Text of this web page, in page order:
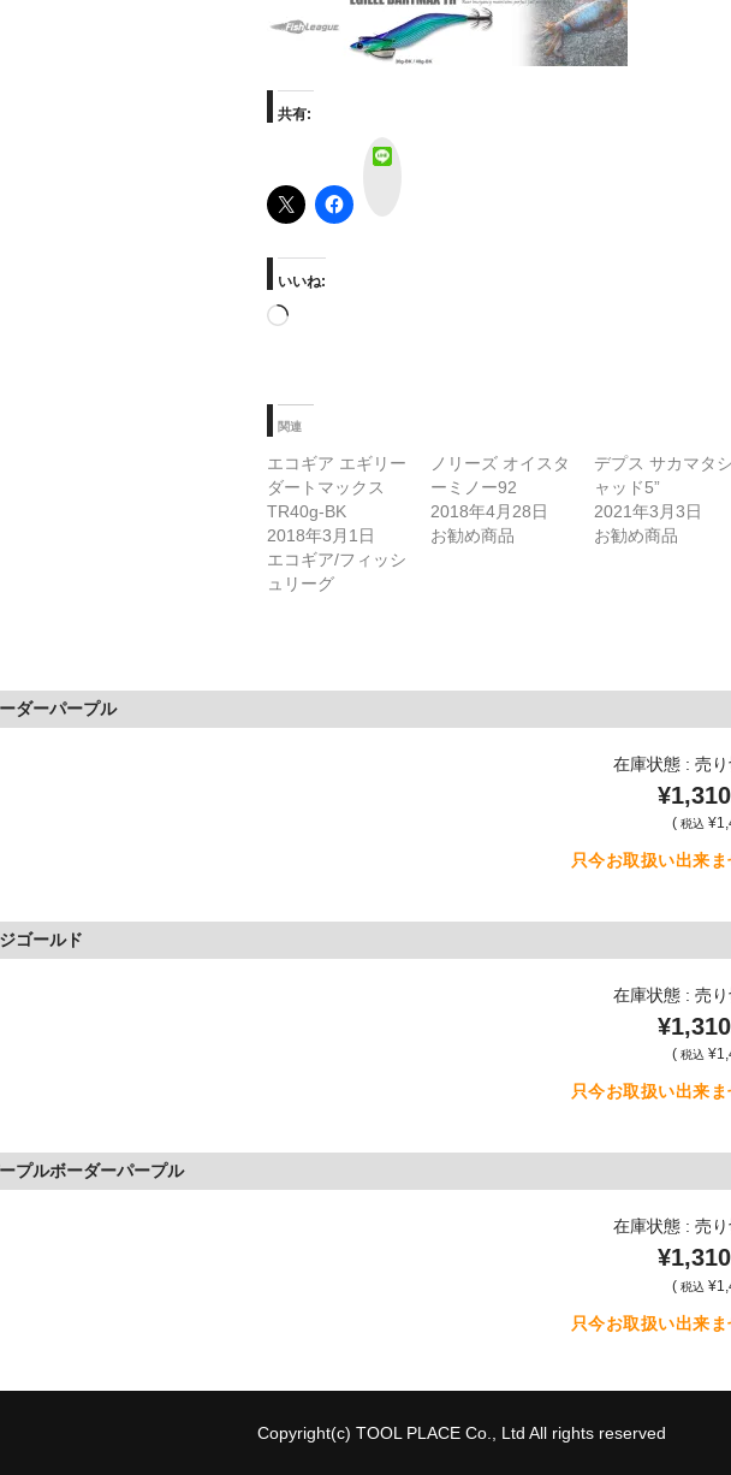
共有:
L
I
いいね:
読
中…
関連
エコギア エギリー
ダートマックス
TR40g-BK
2018年3月1日
エコギア/フィッシ
ュリーグ
ノリーズ オイスタ
ーミノー92
2018年4月28日
お勧め商品
デプス サカマタシ
ャッド5”
2021年3月3日
お勧め商品
ダーパープル
在庫状態 : 売
¥1,310
( 税込
只今お取扱い出来
ゴールド
在庫状態 : 売
¥1,310
( 税込
只今お取扱い出来
プルボーダーパープル
在庫状態 : 売
¥1,310
( 税込
只今お取扱い出来
Copyright(c) TOOL PLACE Co., Ltd All rights reserved